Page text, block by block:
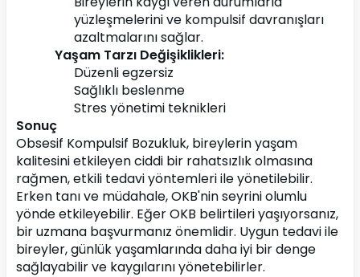
yüzleşmelerini ve kompulsif davranışları
azaltmalarını sağlar.
Yaşam Tarzı Değişiklikleri:
Düzenli egzersiz
Sağlıklı beslenme
Stres yönetimi teknikleri
Sonuç
Obsesif Kompulsif Bozukluk, bireylerin yaşam
kalitesini etkileyen ciddi bir rahatsızlık olmasına
rağmen, etkili tedavi yöntemleri ile yönetilebilir.
Erken tanı ve müdahale, OKB'nin seyrini olumlu
yönde etkileyebilir. Eğer OKB belirtileri yaşıyorsanız,
bir uzmana başvurmanız önemlidir. Uygun tedavi ile
bireyler, günlük yaşamlarında daha iyi bir denge
sağlayabilir ve kaygılarını yönetebilirler.